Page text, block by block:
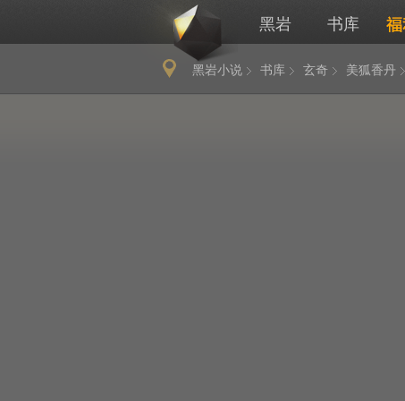
黑岩 书库
黑岩小说 书库 玄奇 美狐香丹